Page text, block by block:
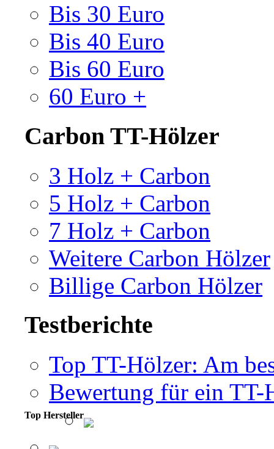
Bis 30 Euro
Bis 40 Euro
Bis 60 Euro
60 Euro +
Carbon TT-Hölzer
3 Holz + Carbon
5 Holz + Carbon
7 Holz + Carbon
Weitere Carbon Hölzer
Billige Carbon Hölzer
Testberichte
Top TT-Hölzer: Am
Bewertung für ein TT-
Top Hersteller